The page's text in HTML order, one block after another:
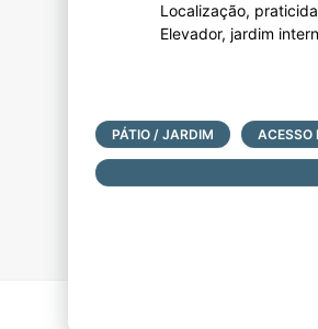
Localização,
PÁTIO / JARDIM ACESSO